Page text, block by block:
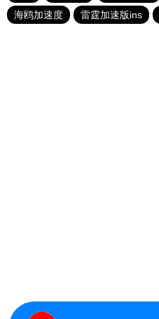
海鸥加速度
雷霆加速版ins